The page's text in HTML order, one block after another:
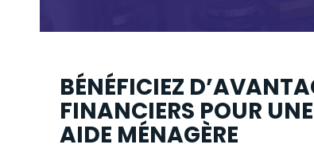
BÉNÉFICIEZ
FINANCIERS POUR UNE
AIDE MÉNAGÈRE